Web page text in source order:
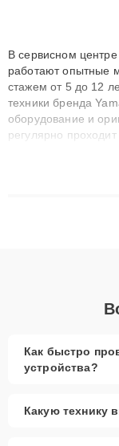
В сервисном
работают опытные
стажем от 5 до 12
техники бренда
оборудование и
регулярно
технику с
Как быстро
устройства?
Какую технику